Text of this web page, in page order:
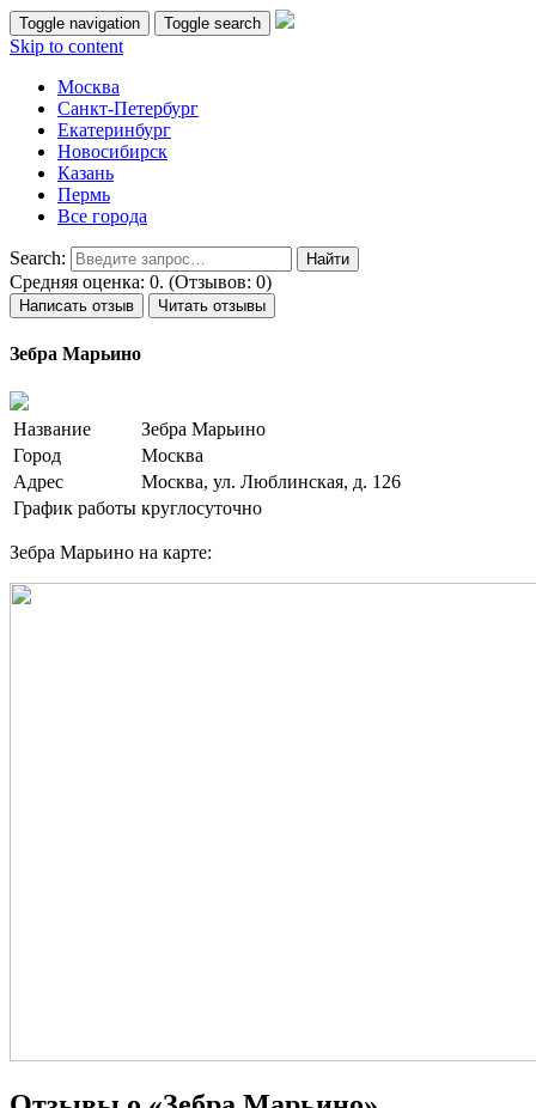
Toggle navigation Toggle search
Skip to content
Москва
Санкт-Петербург
Екатеринбург
Новосибирск
Казань
Пермь
Все города
Search:
Средняя оценка: 0. (Отзывов: 0)
Написать отзыв Читать отзывы
Зебра Марьино
Название
Зебра Марьино
Город
Москва
Адрес
Москва, ул. Люблинская, д. 126
График работы круглосуточно
Зебра Марьино на карте: